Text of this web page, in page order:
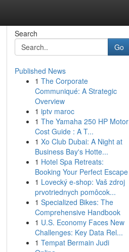
Search
Go
Published News
1 The Corporate
Communiqué: A Strategic
Overview
1 iptv maroc
1 The Yamaha 250 HP Motor
Cost Guide : A T...
1 Xo Club Dubai: A Night at
Business Bay's Hotte...
1 Hotel Spa Retreats:
Booking Your Perfect Escape
1 Lovecký e-shop: Vaš zdroj
prvotriednych pomôcok...
1 Specialized Bikes: The
Comprehensive Handbook
1 U.S. Economy Faces New
Challenges: Key Data Rel...
1 Tempat Bermain Judi